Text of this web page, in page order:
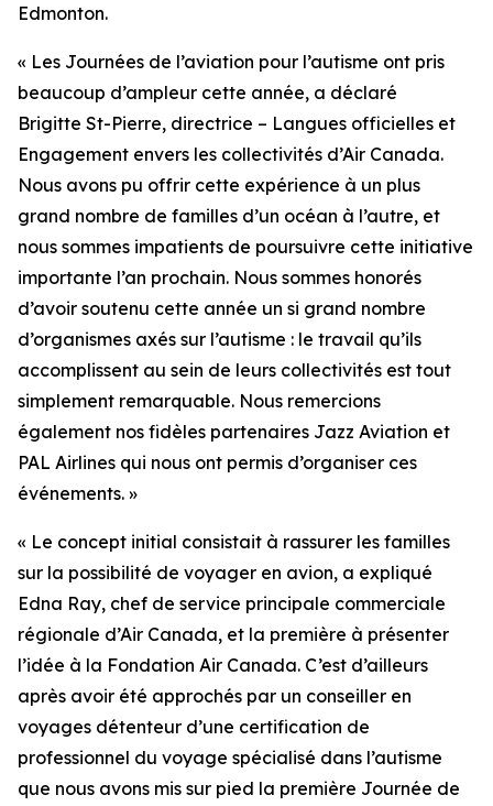
Edmonton.
« Les Journées de l’aviation pour l’autisme ont pris
beaucoup d’ampleur cette année, a déclaré
Brigitte St-Pierre, directrice – Langues officielles et
Engagement envers les collectivités d’Air Canada.
Nous avons pu offrir cette expérience à un plus
grand nombre de familles d’un océan à l’autre, et
nous sommes impatients de poursuivre cette initiative
importante l’an prochain. Nous sommes honorés
d’avoir soutenu cette année un si grand nombre
d’organismes axés sur l’autisme : le travail qu’ils
accomplissent au sein de leurs collectivités est tout
simplement remarquable. Nous remercions
également nos fidèles partenaires Jazz Aviation et
PAL Airlines qui nous ont permis d’organiser ces
événements. »
« Le concept initial consistait à rassurer les familles
sur la possibilité de voyager en avion, a expliqué
Edna Ray, chef de service principale commerciale
régionale d’Air Canada, et la première à présenter
l’idée à la Fondation Air Canada. C’est d’ailleurs
après avoir été approchés par un conseiller en
voyages détenteur d’une certification de
professionnel du voyage spécialisé dans l’autisme
que nous avons mis sur pied la première Journée de